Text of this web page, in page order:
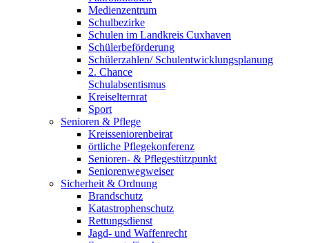
Medienzentrum
Schulbezirke
Schulen im Landkreis Cuxhaven
Schülerbeförderung
Schülerzahlen/ Schulentwicklungsplanung
2. Chance
Schulabsentismus
Kreiselternrat
Sport
Senioren & Pflege
Kreisseniorenbeirat
örtliche Pflegekonferenz
Senioren- & Pflegestützpunkt
Seniorenwegweiser
Sicherheit & Ordnung
Brandschutz
Katastrophenschutz
Rettungsdienst
Jagd- und Waffenrecht